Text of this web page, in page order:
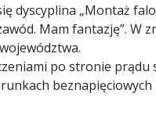
dyscyplina „Montaż
Mam fantazję”. W
po stronie prądu
beznapięciowych